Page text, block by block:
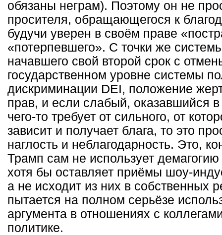
обязаны неграм). Поэтому он не
просителя, обращающегося к
будучи уверен в своём праве
«потерпевшего». С точки же
начавшего свой второй срок с
государственном уровне системы
дискриминации DEI, положение
прав, и если слабый, оказавшийся
чего-то требует от сильного, от
зависит и получает блага, то это
наглость и неблагодарность. Это,
Трамп сам не использует
хотя бы оставляет приёмы шоу-
а не исходит из них в собственных
пытается на полном серьёзе
аргумента в отношениях с
политике.